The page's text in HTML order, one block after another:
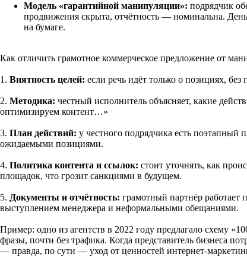
Модель «гарантийной манипуляции»: подрядчик
продвижения скрыта, отчётность — номинальна.
на бумаге.
Как отличить грамотное коммерческое предложение от
1. Внятность целей: если речь идёт только о позициях,
2. Методика: честный исполнитель объясняет, какие
оптимизируем контент…»
3. План действий: у честного подрядчика есть поэтапный
ожидаемыми позициями.
4. Политика контента и ссылок: стоит уточнять, как
площадок, что грозит санкциями в будущем.
5. Документы и отчётность: грамотный партнёр работает
выступлением менеджера и неформальными обещаниями.
Пример: одно из агентств в 2022 году предлагало схему
фразы, почти без трафика. Когда представитель бизнеса
— правда, по сути — уход от ценностей интернет-